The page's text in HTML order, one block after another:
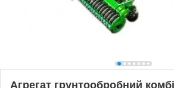
Агрегат грунтообробний